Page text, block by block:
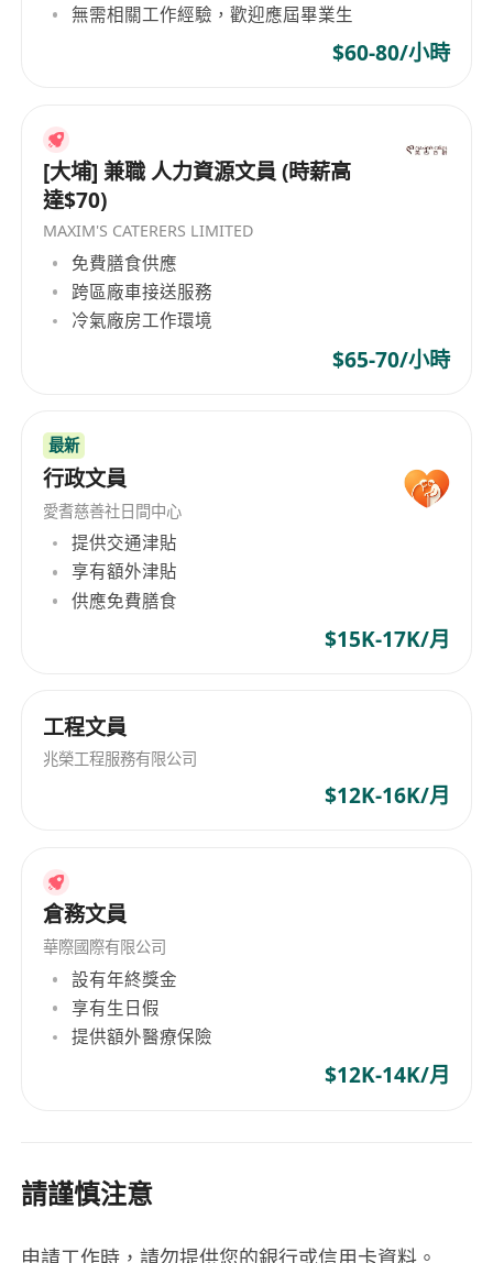
無需相關工作經驗，歡迎應屆畢業生
$60-80/小時
[大埔] 兼職 人力資源文員 (時薪高
達$70)
MAXIM'S CATERERS LIMITED
免費膳食供應
跨區廠車接送服務
冷氣廠房工作環境
$65-70/小時
最新
行政文員
愛耆慈善社日間中心
提供交通津貼
享有額外津貼
供應免費膳食
$15K-17K/月
工程文員
兆榮工程服務有限公司
$12K-16K/月
倉務文員
華際國際有限公司
設有年終獎金
享有生日假
提供額外醫療保險
$12K-14K/月
請謹慎注意
申請工作時，請勿提供您的銀行或信用卡資料。